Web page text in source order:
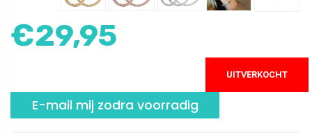
€29,95
UITVERKOCHT
E-mail mij zodra voorradig